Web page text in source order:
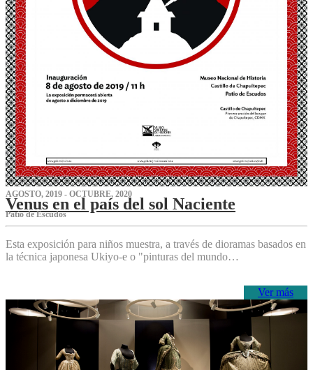
AGOSTO, 2019 - OCTUBRE, 2020
Venus en el país del sol Naciente
P‌atio de Escudos
Esta exposición para niños muestra, a través de dioramas basados en
la técnica japonesa Ukiyo-e o "pinturas del mundo…
Ver más